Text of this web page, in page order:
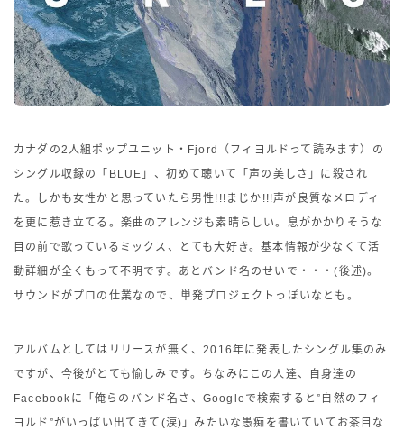
カナダの2人組ポップユニット・Fjord（フィヨルドって読みます）の
シングル収録の「BLUE」、初めて聴いて「声の美しさ」に殺され
た。しかも女性かと思っていたら男性!!!まじか!!!声が良質なメロディ
を更に惹き立てる。楽曲のアレンジも素晴らしい。息がかかりそうな
目の前で歌っているミックス、とても大好き。基本情報が少なくて活
動詳細が全くもって不明です。あとバンド名のせいで・・・(後述)。
サウンドがプロの仕業なので、単発プロジェクトっぽいなとも。
アルバムとしてはリリースが無く、2016年に発表したシングル集のみ
ですが、今後がとても愉しみです。ちなみにこの人達、自身達の
Facebookに「俺らのバンド名さ、Googleで検索すると”自然のフィ
ヨルド”がいっぱい出てきて(涙)」みたいな愚痴を書いていてお茶目な